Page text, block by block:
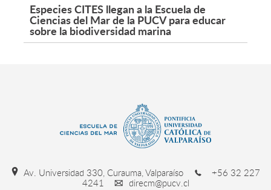
Especies CITES llegan a la Escuela de
Ciencias del Mar de la PUCV para educar
sobre la biodiversidad marina
Av. Universidad 330, Curauma, Valparaíso
+56 32 227
4241
direcm@pucv.cl